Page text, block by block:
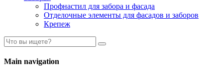
Профнастил для забора и фасада
Отделочные элементы для фасадов и заборов
Крепеж
Main navigation